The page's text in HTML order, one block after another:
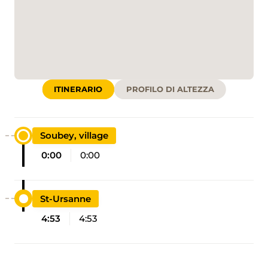
ITINERARIO PROFILO DI ALTEZZA
Soubey, village
0:00
0:00
St-Ursanne
4:53
4:53